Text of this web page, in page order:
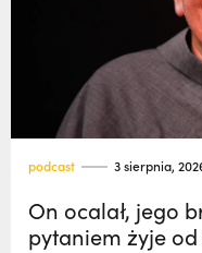
podcast 3 sierpnia,
On ocalał, jego
pytaniem żyje od